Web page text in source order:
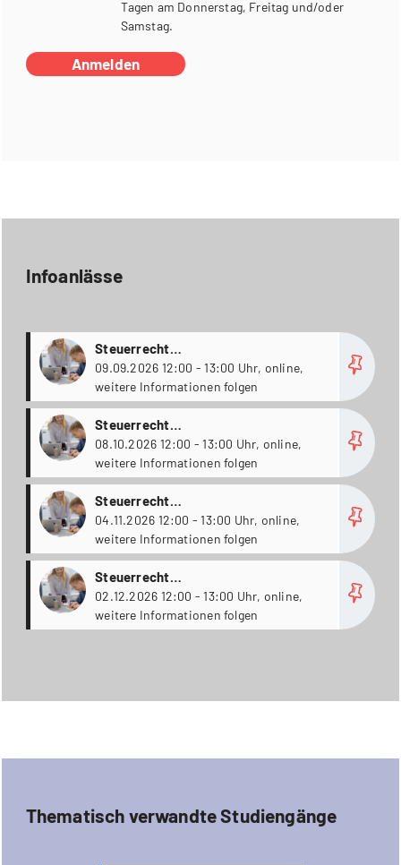
Tagen am Donnerstag, Freitag und/oder
Samstag.
Anmelden
Infoanlässe
Steuerrecht
Weiterbildungsstudiengänge
09.09.2026 12:00 - 13:00 Uhr, online,
weitere Informationen folgen
Steuerrecht
Weiterbildungsstudiengänge
08.10.2026 12:00 - 13:00 Uhr, online,
weitere Informationen folgen
Steuerrecht
Weiterbildungsstudiengänge
04.11.2026 12:00 - 13:00 Uhr, online,
weitere Informationen folgen
Steuerrecht
Weiterbildungsstudiengänge
02.12.2026 12:00 - 13:00 Uhr, online,
weitere Informationen folgen
Thematisch verwandte Studiengänge